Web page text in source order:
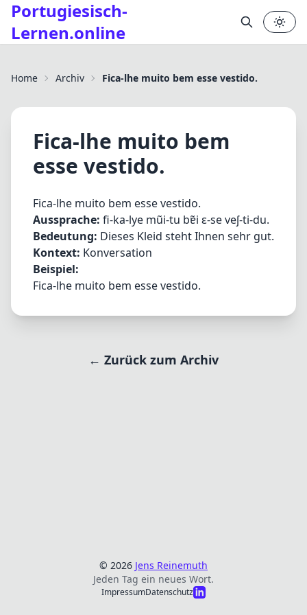
Portugiesisch-
Lernen.online
Home Archiv Fica-lhe muito bem esse vestido.
Fica-lhe muito bem
esse vestido.
Fica-lhe muito bem esse vestido.
Aussprache: fi-ka-lye mũi-tu bɐ̃i ɛ-se veʃ-ti-du.
Bedeutung: Dieses Kleid steht Ihnen sehr gut.
Kontext: Konversation
Beispiel:
Fica-lhe muito bem esse vestido.
← Zurück zum Archiv
✕
© 2026 Jens Reinemuth
Jeden Tag ein neues Wort.
ImpressumDatenschutz